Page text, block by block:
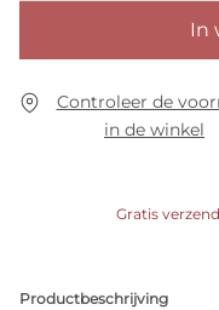
In
Controleer de
in de winkel
Gratis
Productbeschrijving